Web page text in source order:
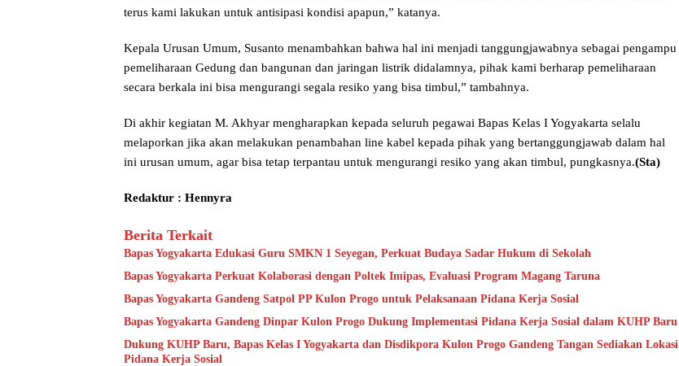
terus kami lakukan untuk antisipasi kondisi apapun,” katanya.
Kepala Urusan Umum, Susanto menambahkan bahwa hal ini menjadi tanggungjawabnya sebagai pengampu
pemeliharaan Gedung dan bangunan dan jaringan listrik didalamnya, pihak kami berharap pemeliharaan
secara berkala ini bisa mengurangi segala resiko yang bisa timbul,” tambahnya.
Di akhir kegiatan M. Akhyar mengharapkan kepada seluruh pegawai Bapas Kelas I Yogyakarta selalu
melaporkan jika akan melakukan penambahan line kabel kepada pihak yang bertanggungjawab dalam hal
ini urusan umum, agar bisa tetap terpantau untuk mengurangi resiko yang akan timbul, pungkasnya.(Sta)
Redaktur : Hennyra
Berita Terkait
Bapas Yogyakarta Edukasi Guru SMKN 1 Seyegan, Perkuat Budaya Sadar Hukum di Sekolah
Bapas Yogyakarta Perkuat Kolaborasi dengan Poltek Imipas, Evaluasi Program Magang Taruna
Bapas Yogyakarta Gandeng Satpol PP Kulon Progo untuk Pelaksanaan Pidana Kerja Sosial
Bapas Yogyakarta Gandeng Dinpar Kulon Progo Dukung Implementasi Pidana Kerja Sosial dalam KUHP Baru
Dukung KUHP Baru, Bapas Kelas I Yogyakarta dan Disdikpora Kulon Progo Gandeng Tangan Sediakan Lokasi
Pidana Kerja Sosial